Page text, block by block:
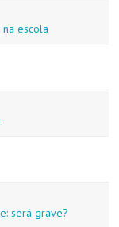
escola
será grave?